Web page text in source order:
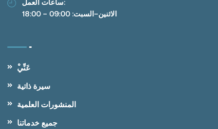
الاثنين-السبت: 09:00 - 18:00
ْعَنِّي
سيرة ذاتية
المنشورات العلمية
جميع خدماتنا